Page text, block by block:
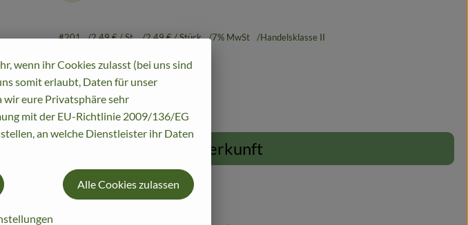
#201 2,49 €/ St. 2,49 €/ Stück 7% MwSt Handelsklasse II
Herkunft
wenn ihr Cookies zulasst (bei uns sind
somit erlaubt, Daten für unser
wir eure Privatsphäre sehr
mit der EU-Richtlinie 2009/136/EG
an welche Dienstleister ihr Daten
Alle Cookies zulassen